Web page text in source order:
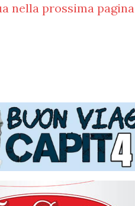
nella prossima pagina